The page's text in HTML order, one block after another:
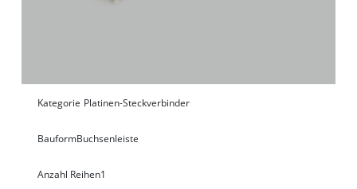
Kategorie Platinen-Steckverbinder
BauformBuchsenleiste
Anzahl Reihen1